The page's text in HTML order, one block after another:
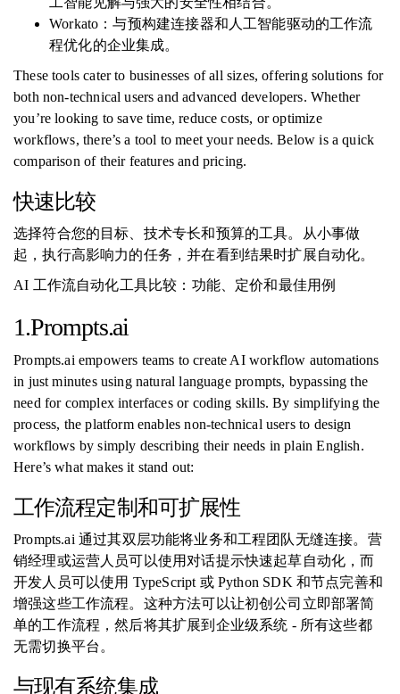
Workato：与预构建连接器和人工智能驱动的工作流
程优化的企业集成。
These tools cater to businesses of all sizes, offering solutions for
both non-technical users and advanced developers. Whether
you’re looking to save time, reduce costs, or optimize
workflows, there’s a tool to meet your needs. Below is a quick
comparison of their features and pricing.
快速比较
选择符合您的目标、技术专长和预算的工具。从小事做
起，执行高影响力的任务，并在看到结果时扩展自动化。
AI 工作流自动化工具比较：功能、定价和最佳用例
1.Prompts.ai
Prompts.ai empowers teams to create AI workflow automations
in just minutes using natural language prompts, bypassing the
need for complex interfaces or coding skills. By simplifying the
process, the platform enables non-technical users to design
workflows by simply describing their needs in plain English.
Here’s what makes it stand out:
工作流程定制和可扩展性
Prompts.ai 通过其双层功能将业务和工程团队无缝连接。营
销经理或运营人员可以使用对话提示快速起草自动化，而
开发人员可以使用 TypeScript 或 Python SDK 和节点完善和
增强这些工作流程。这种方法可以让初创公司立即部署简
单的工作流程，然后将其扩展到企业级系统 - 所有这些都
无需切换平台。
与现有系统集成